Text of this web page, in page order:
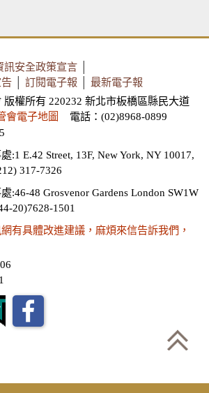
訊安全政策宣言
訂閱電子報
最新電子報
權所有 220232 新北市板橋區縣民大道
會電子地圖
電話：(02)8968-0899
:1 E.42 Street, 13F, New York, NY 10017,
317-7326
:46-48 Grosvenor Gardens London SW1W
20)7628-1501
有具體改進建議，麻煩來信告訴我們，